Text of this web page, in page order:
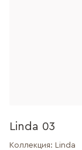
Linda 03
Коллекция: Linda